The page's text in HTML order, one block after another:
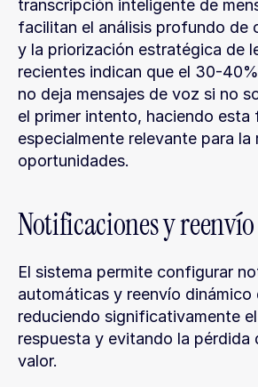
transcripción inteligente de
facilitan el análisis profundo de
y la priorización estratégica de
recientes indican que el 30-
no deja mensajes de voz si no
el primer intento, haciendo esta
especialmente relevante para la
oportunidades.
Notificaciones y
El sistema permite configurar
automáticas y reenvío dinámico
reduciendo significativamente
respuesta y evitando la pérdida
valor.